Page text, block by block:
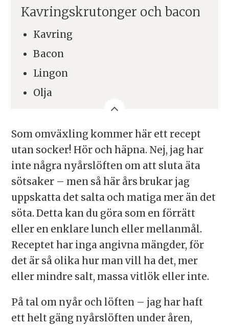
Kavringskrutonger och bacon
Kavring
Bacon
Lingon
Olja
Som omväxling kommer här ett recept
utan socker! Hör och häpna. Nej, jag har
inte några nyårslöften om att sluta äta
sötsaker – men så här års brukar jag
uppskatta det salta och matiga mer än det
söta. Detta kan du göra som en förrätt
eller en enklare lunch eller mellanmål.
Receptet har inga angivna mängder, för
det är så olika hur man vill ha det, mer
eller mindre salt, massa vitlök eller inte.
På tal om nyår och löften – jag har haft
ett helt gäng nyårslöften under åren,